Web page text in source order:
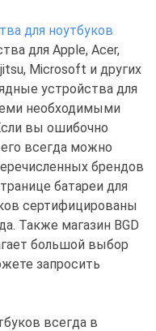
для ноутбуков
для Apple, Acer,
Microsoft и других
устройства для
необходимыми
вы ошибочно
его всегда можно
брендов
батареи для
сертифицированы
Также магазин BGD
большой выбор
запросить
всегда в